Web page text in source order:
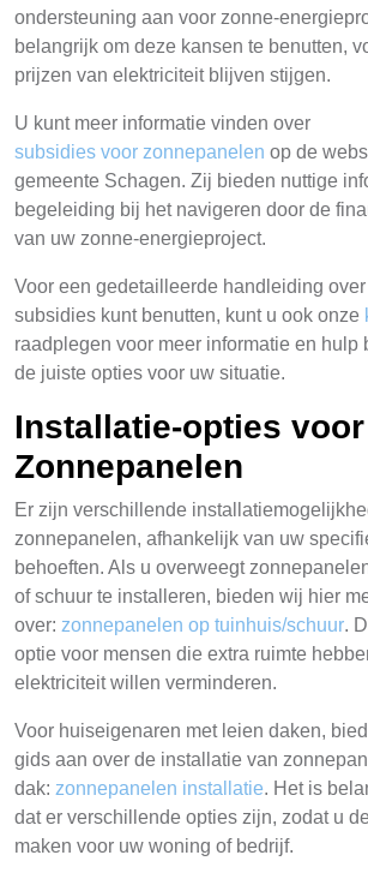
ondersteuning aan voor zonne-
belangrijk om deze kansen te benutten,
prijzen van elektriciteit blijven stijgen.
U kunt meer informatie vinden over
subsidies voor zonnepanelen op de
gemeente Schagen. Zij bieden nuttige
begeleiding bij het navigeren door de
van uw zonne-energieproject.
Voor een gedetailleerde handleiding
subsidies kunt benutten, kunt u ook onze
raadplegen voor meer informatie en hulp
de juiste opties voor uw situatie.
Installatie-opties voor
Zonnepanelen
Er zijn verschillende
zonnepanelen, afhankelijk van uw
behoeften. Als u overweegt
of schuur te installeren, bieden wij hier
over: zonnepanelen op tuinhuis/schuur.
optie voor mensen die extra ruimte
elektriciteit willen verminderen.
Voor huiseigenaren met leien daken,
gids aan over de installatie van
dak: zonnepanelen installatie. Het is
dat er verschillende opties zijn, zodat u
maken voor uw woning of bedrijf.